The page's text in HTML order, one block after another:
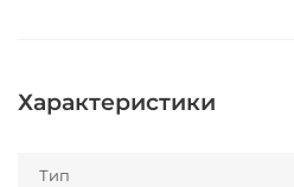
Характеристики
Тип